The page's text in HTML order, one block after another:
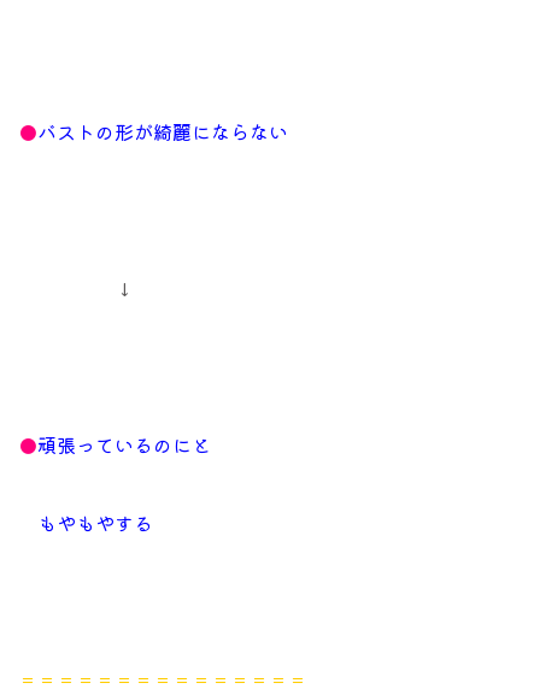
●バストの形が綺麗にならない
↓
●頑張っているのにと
もやもやする
＝＝＝＝＝＝＝＝＝＝＝＝＝＝＝